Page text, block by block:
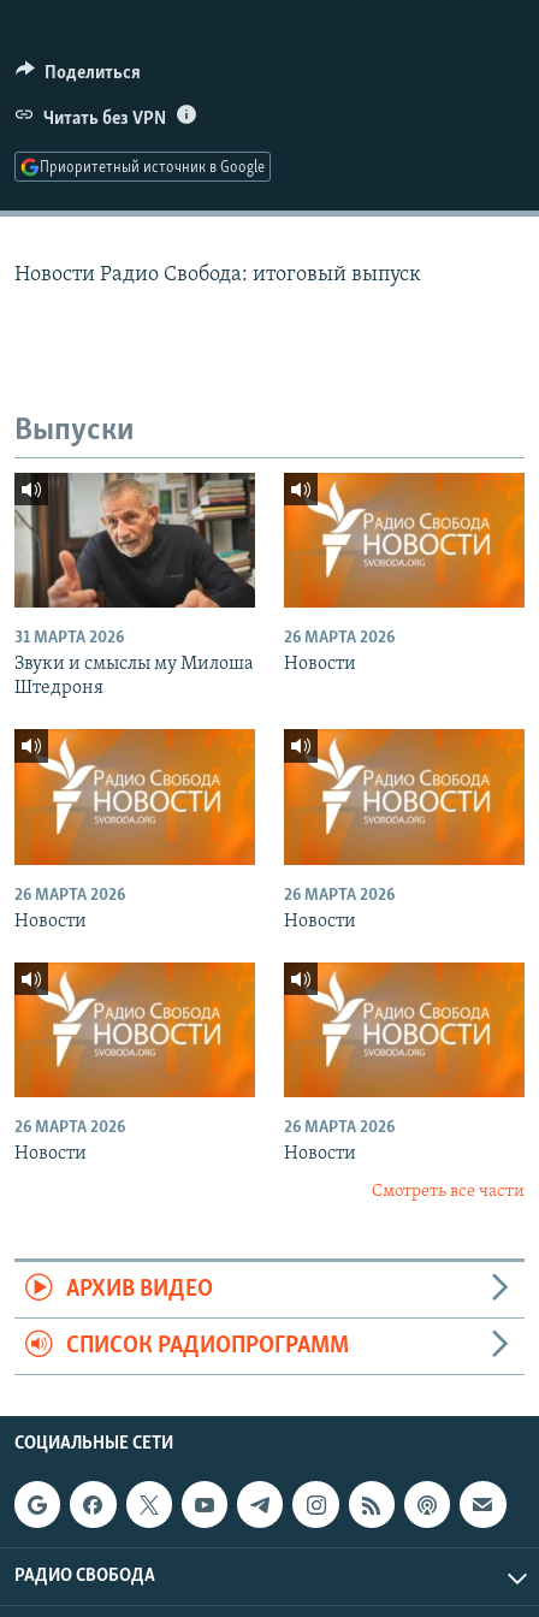
ПОДПИШИТЕСЬ НА РАССЫЛКУ
СОЦИАЛЬНЫЕ СЕТИ
Поделиться
Читать без VPN
Приоритетный источник в Google
Новости Радио Свобода: итоговый выпуск
Выпуски
31 МАРТА 2026
Звуки и смыслы му Милоша
Штедроня
26 МАРТА 2026
Новости
26 МАРТА 2026
Новости
26 МАРТА 2026
Новости
26 МАРТА 2026
Новости
26 МАРТА 2026
Новости
Смотреть все части
АРХИВ ВИДЕО
СПИСОК РАДИОПРОГРАММ
СОЦИАЛЬНЫЕ СЕТИ
РАДИО СВОБОДА